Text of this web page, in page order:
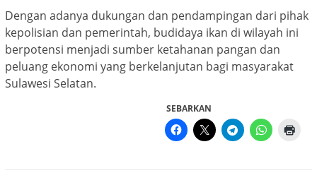
Dengan adanya dukungan dan pendampingan dari pihak
kepolisian dan pemerintah, budidaya ikan di wilayah ini
berpotensi menjadi sumber ketahanan pangan dan
peluang ekonomi yang berkelanjutan bagi masyarakat
Sulawesi Selatan.
SEBARKAN